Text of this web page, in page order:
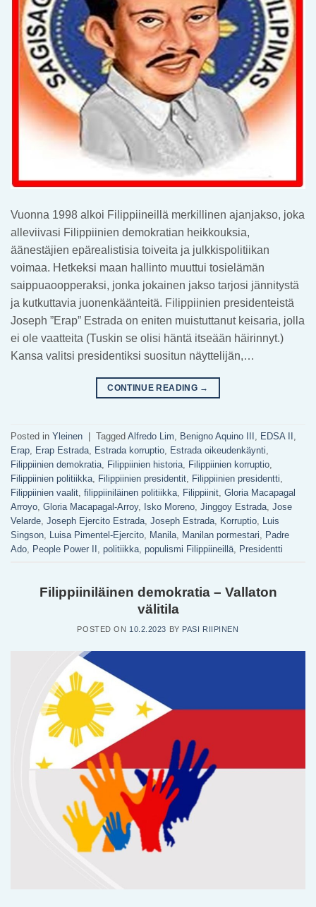
Vuonna 1998 alkoi Filippiineillä merkillinen ajanjakso, joka
alleviivasi Filippiinien demokratian heikkouksia,
äänestäjien epärealistisia toiveita ja julkkispolitiikan
voimaa. Hetkeksi maan hallinto muuttui tosielämän
saippuaoopperaksi, jonka jokainen jakso tarjosi jännitystä
ja kutkuttavia juonenkäänteitä. Filippiinien presidenteistä
Joseph ”Erap” Estrada on eniten muistuttanut keisaria, jolla
ei ole vaatteita (Tuskin se olisi häntä itseään häirinnyt.)
Kansa valitsi presidentiksi suositun näyttelijän,…
CONTINUE READING →
Posted in Yleinen | Tagged Alfredo Lim Benigno Aquino III EDSA II
Erap Erap Estrada Estrada korruptio Estrada oikeudenkäynti
Filippiinien demokratia Filippiinien historia Filippiinien korruptio
Filippiinien politiikka Filippiinien presidentit Filippiinien presidentti
Filippiinien vaalit filippiiniläinen politiikka Filippiinit Gloria Macapagal
Arroyo Gloria Macapagal-Arroy, Isko Moreno Jinggoy Estrada Jose
Velarde Joseph Ejercito Estrada Joseph Estrada Korruptio Luis
Singson Luisa Pimentel-Ejercito Manila Manilan pormestari
Padre
Ado People Power II politiikka populismi Filippiineillä Presidentti
Filippiiniläinen demokratia – Vallaton
välitila
POSTED ON 10.2.2023 BY PASI RIIPINEN